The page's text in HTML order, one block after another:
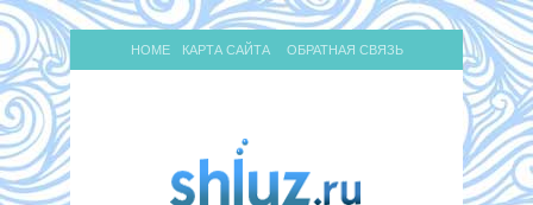
HOME КАРТА САЙТА ОБРАТНАЯ СВЯЗЬ